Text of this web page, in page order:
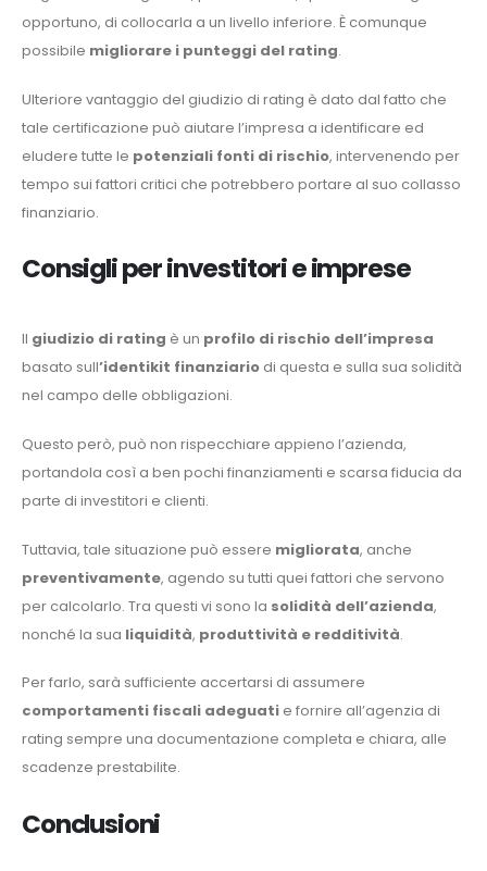
opportuno, di collocarla a un livello inferiore. È comunque
possibile migliorare i punteggi del rating.
Ulteriore vantaggio del giudizio di rating è dato dal fatto che
tale certificazione può aiutare l’impresa a identificare ed
eludere tutte le potenziali fonti di rischio, intervenendo per
tempo sui fattori critici che potrebbero portare al suo collasso
finanziario.
Consigli per investitori e imprese
Il giudizio di rating è un profilo di rischio dell’impresa
basato sull’identikit finanziario di questa e sulla sua solidità
nel campo delle obbligazioni.
Questo però, può non rispecchiare appieno l’azienda,
portandola così a ben pochi finanziamenti e scarsa fiducia da
parte di investitori e clienti.
Tuttavia, tale situazione può essere migliorata, anche
preventivamente, agendo su tutti quei fattori che servono
per calcolarlo. Tra questi vi sono la solidità dell’azienda,
nonché la sua liquidità, produttività e redditività.
Per farlo, sarà sufficiente accertarsi di assumere
comportamenti fiscali adeguati e fornire all’agenzia di
rating sempre una documentazione completa e chiara, alle
scadenze prestabilite.
Conclusioni